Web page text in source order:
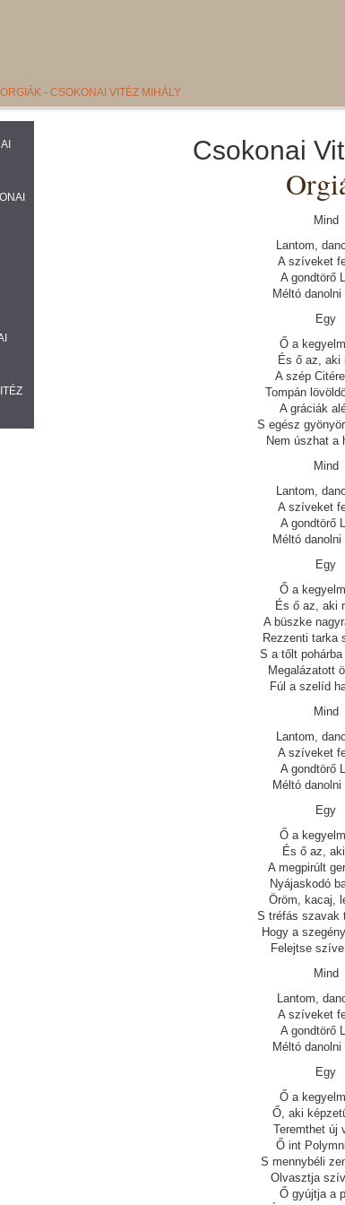
ORGIÁK - CSOKONAI VITÉZ MIHÁLY
Csokonai
Mind
Lantom,
A szíveket
A gondtörő
Méltó danolni
Egy
Ő a
És ő az, aki
A szép
Tompán
A gráciák
S egész
Nem úszhat a
Mind
Lantom,
A szíveket
A gondtörő
Méltó danolni
Egy
Ő a
És ő az, aki
A büszke
Rezzenti tarka
S a tőlt
Megalázatott
Fúl a szelíd
Mind
Lantom,
A szíveket
A gondtörő
Méltó danolni
Egy
Ő a
És ő az,
A megpirúlt
Nyájaskodó
Öröm, kacaj,
S tréfás szavak
Hogy a
Felejtse
Mind
Lantom,
A szíveket
A gondtörő
Méltó danolni
Egy
Ő a
Ő, aki
Teremthet új
Ő int
S mennybéli
Olvasztja
Ő gyújtja a